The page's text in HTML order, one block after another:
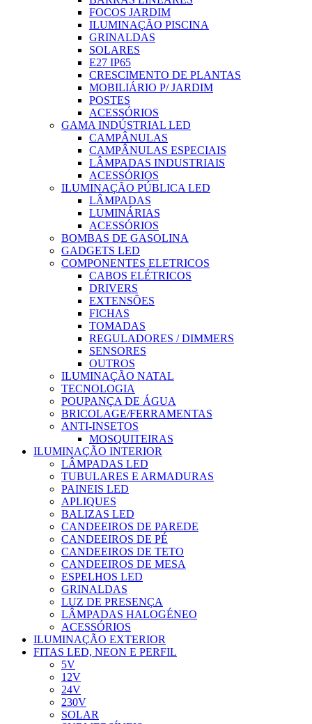
FOCOS JARDIM
ILUMINAÇÃO PISCINA
GRINALDAS
SOLARES
E27 IP65
CRESCIMENTO DE PLANTAS
MOBILIÁRIO P/ JARDIM
POSTES
ACESSÓRIOS
GAMA INDÚSTRIAL LED
CAMPÂNULAS
CAMPÂNULAS ESPECIAIS
LÂMPADAS INDUSTRIAIS
ACESSÓRIOS
ILUMINAÇÃO PÚBLICA LED
LÂMPADAS
LUMINÁRIAS
ACESSÓRIOS
BOMBAS DE GASOLINA
GADGETS LED
COMPONENTES ELETRICOS
CABOS ELÉTRICOS
DRIVERS
EXTENSÕES
FICHAS
TOMADAS
REGULADORES / DIMMERS
SENSORES
OUTROS
ILUMINAÇÃO NATAL
TECNOLOGIA
POUPANÇA DE ÁGUA
BRICOLAGE/FERRAMENTAS
ANTI-INSETOS
MOSQUITEIRAS
ILUMINAÇÃO INTERIOR
LÂMPADAS LED
TUBULARES E ARMADURAS
PAINEIS LED
APLIQUES
BALIZAS LED
CANDEEIROS DE PAREDE
CANDEEIROS DE PÉ
CANDEEIROS DE TETO
CANDEEIROS DE MESA
ESPELHOS LED
GRINALDAS
LUZ DE PRESENÇA
LÂMPADAS HALOGÉNEO
ACESSÓRIOS
ILUMINAÇÃO EXTERIOR
FITAS LED, NEON E PERFIL
5V
12V
24V
230V
SOLAR